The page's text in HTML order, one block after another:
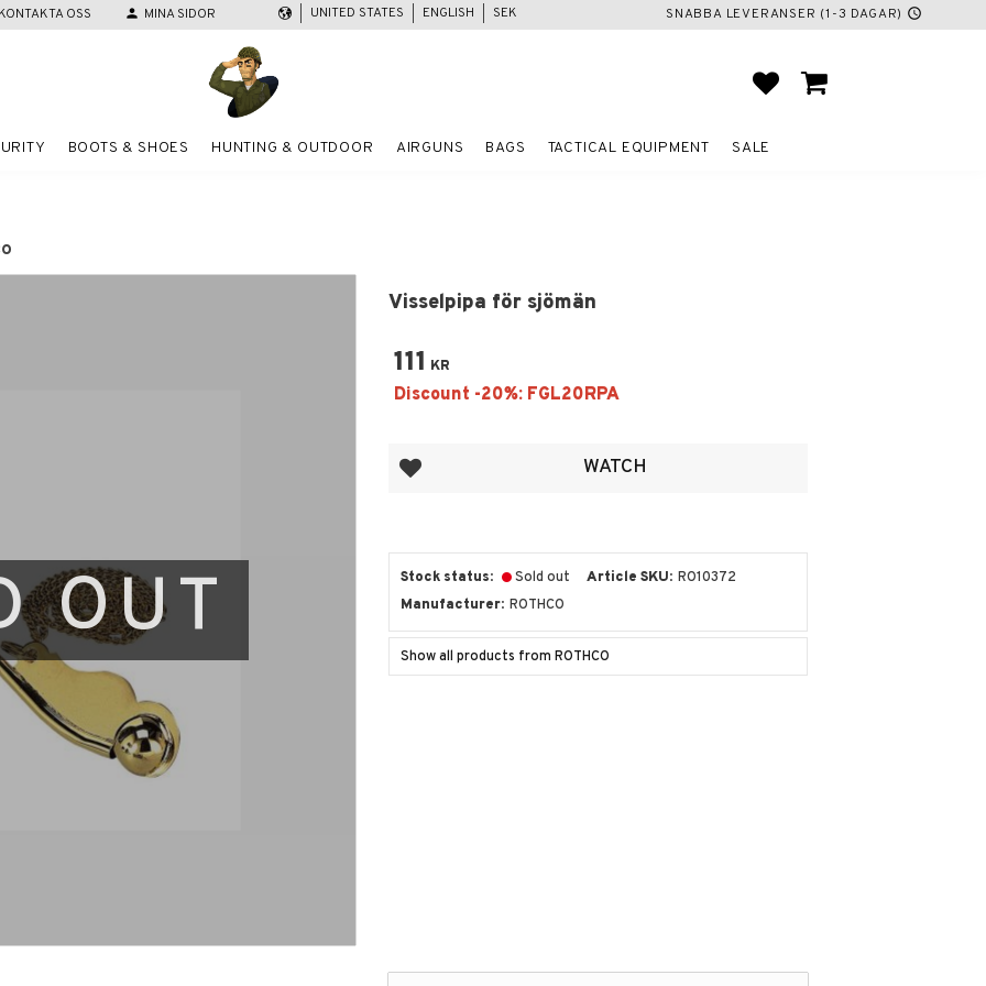
OSS person MINA SIDOR SNABBA LEVERANSER (1-3 DAGAR) schedule
UNITED STATES ENGLISH SEK
FAVORITES
BASKET
BOOTS & SHOES HUNTING & OUTDOOR AIRGUNS BAGS TACTICAL EQUIPMENT SALE
Visselpipa för sjömän
OUT
111 KR
Add to favorites WATCH
Stock status Sold out Article SKU RO10372
Manufacturer ROTHCO
Show all products from ROTHCO